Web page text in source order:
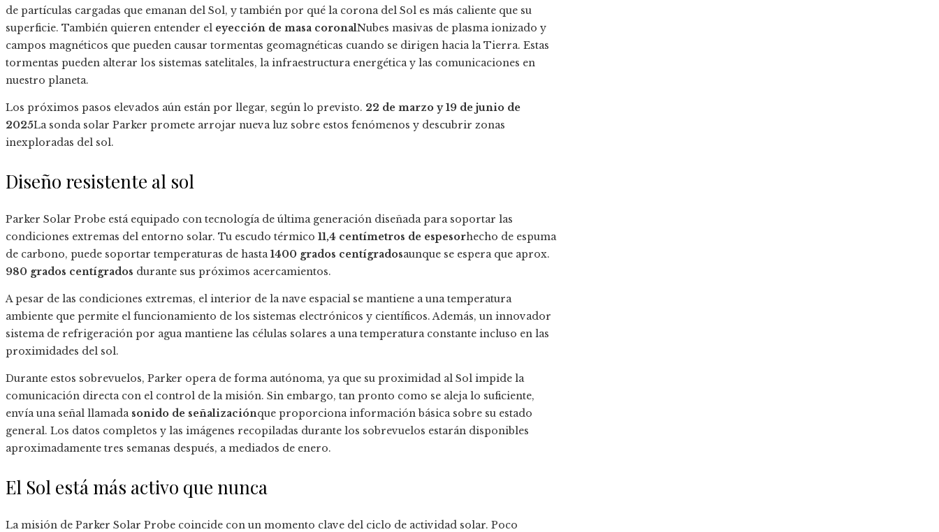
de partículas cargadas que emanan del Sol, y también por qué la corona del Sol es más caliente que su
superficie. También quieren entender el eyección de masa coronalNubes masivas de plasma ionizado y
campos magnéticos que pueden causar tormentas geomagnéticas cuando se dirigen hacia la Tierra. Estas
tormentas pueden alterar los sistemas satelitales, la infraestructura energética y las comunicaciones en
nuestro planeta.
Los próximos pasos elevados aún están por llegar, según lo previsto. 22 de marzo y 19 de junio de
2025La sonda solar Parker promete arrojar nueva luz sobre estos fenómenos y descubrir zonas
inexploradas del sol.
Diseño resistente al sol
Parker Solar Probe está equipado con tecnología de última generación diseñada para soportar las
condiciones extremas del entorno solar. Tu escudo térmico 11,4 centímetros de espesorhecho de espuma
de carbono, puede soportar temperaturas de hasta1400 grados centígradosaunque se espera que aprox.
980 grados centígrados durante sus próximos acercamientos.
A pesar de las condiciones extremas, el interior de la nave espacial se mantiene a una temperatura
ambiente que permite el funcionamiento de los sistemas electrónicos y científicos. Además, un innovador
sistema de refrigeración por agua mantiene las células solares a una temperatura constante incluso en las
proximidades del sol.
Durante estos sobrevuelos, Parker opera de forma autónoma, ya que su proximidad al Sol impide la
comunicación directa con el control de la misión. Sin embargo, tan pronto como se aleja lo suficiente,
envía una señal llamada sonido de señalizaciónque proporciona información básica sobre su estado
general. Los datos completos y las imágenes recopiladas durante los sobrevuelos estarán disponibles
aproximadamente tres semanas después, a mediados de enero.
El Sol está más activo que nunca
La misión de Parker Solar Probe coincide con un momento clave del ciclo de actividad solar. Poco